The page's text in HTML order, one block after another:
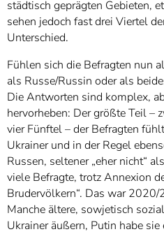
städtisch geprägten Gebieten,
sehen jedoch fast drei Viertel
Unterschied.
Fühlen sich die Befragten nun
als Russe/Russin oder als
Die Antworten sind komplex,
hervorheben: Der größte Teil –
vier Fünftel – der Befragten
Ukrainer und in der Regel
Russen, seltener „eher nicht“
viele Befragte, trotz Annexion
Brudervölkern“. Das war
Manche ältere, sowjetisch
Ukrainer äußern, Putin habe